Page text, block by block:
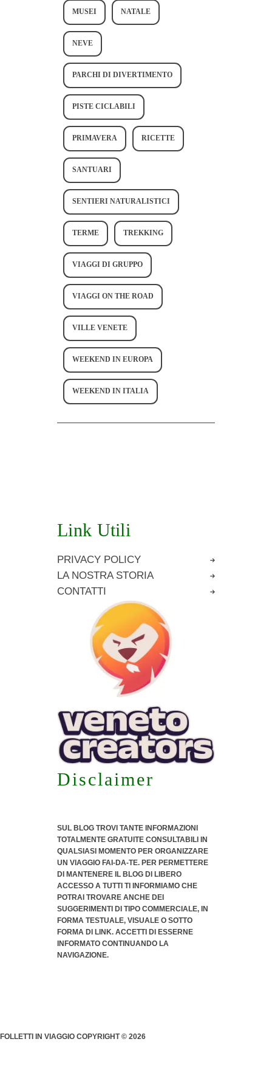
MUSEI NATALE
NEVE
PARCHI DI DIVERTIMENTO
PISTE CICLABILI
PRIMAVERA RICETTE
SANTUARI
SENTIERI NATURALISTICI
TERME TREKKING
VIAGGI DI GRUPPO
VIAGGI ON THE ROAD
VILLE VENETE
WEEKEND IN EUROPA
WEEKEND IN ITALIA
Link Utili
PRIVACY POLICY
LA NOSTRA STORIA
CONTATTI
Disclaimer
SUL BLOG TROVI TANTE INFORMAZIONI
TOTALMENTE GRATUITE CONSULTABILI IN
QUALSIASI MOMENTO PER ORGANIZZARE
UN VIAGGIO FAI-DA-TE. PER PERMETTERE
DI MANTENERE IL BLOG DI LIBERO
ACCESSO A TUTTI TI INFORMIAMO CHE
POTRAI TROVARE ANCHE DEI
SUGGERIMENTI DI TIPO COMMERCIALE, IN
FORMA TESTUALE, VISUALE O SOTTO
FORMA DI LINK. ACCETTI DI ESSERNE
INFORMATO CONTINUANDO LA
NAVIGAZIONE.
FOLLETTI IN VIAGGIO COPYRIGHT © 2026